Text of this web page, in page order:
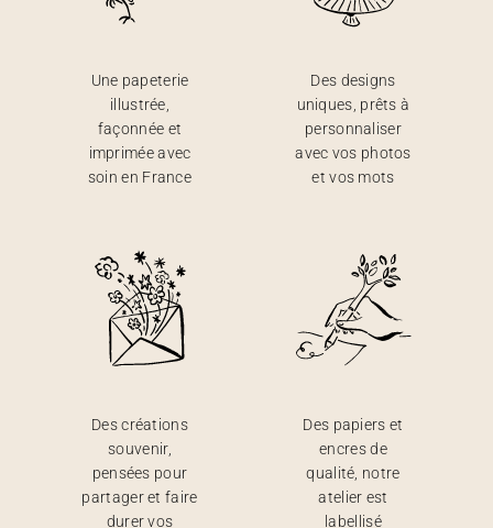
Une papeterie
illustrée,
façonnée et
imprimée avec
soin en France
Des designs
uniques, prêts à
personnaliser
avec vos photos
et vos mots
Des créations
souvenir,
pensées pour
partager et faire
durer vos
Des papiers et
encres de
qualité, notre
atelier est
labellisé